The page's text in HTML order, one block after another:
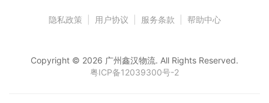
隐私政策 用户协议 服务条款 帮助中心
Copyright © 2026 广州鑫汉物流. All Rights Reserved.
粤ICP备12039300号-2